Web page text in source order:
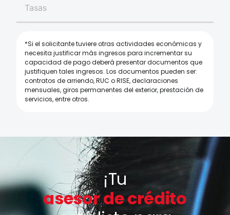
Tasas
*Si el solicitante tuviere otras actividades económicas y
necesita justificar más ingresos para incrementar su
capacidad de pago deberá presentar documentos que
justifiquen tales ingresos. Los documentos pueden ser:
contratos de arriendo, RUC o RISE, declaraciones
mensuales, giros permanentes del exterior, prestación de
servicios, entre otros.
¡Tu
asesor de crédito